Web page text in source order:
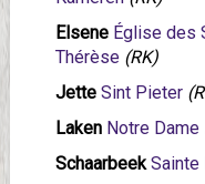
Elsene Église des
Thérèse (RK)
Jette Sint Pieter
Laken Notre Dame
Schaarbeek Sainte